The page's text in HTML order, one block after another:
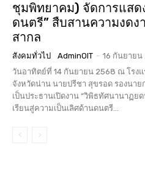
ชุมพิทยาคม) จัดการแสด
ดนตรี” สืบสานความงด
สากล
สังคมทั่วไป AdminOIT - 16 กันยายน
วันอาทิตย์ที่ 14 กันยายน 2568 ณ โรง
จังหวัดน่าน นายปรีชา สุขรอด รองนา
เป็นประธานเปิดงาน “วิพิธทัศนานาฏ
เรียนสู่ความเป็นเลิศด้านดนตรี...